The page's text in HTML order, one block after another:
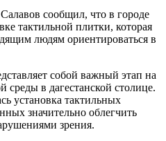
сообщил, что в городе
тактильной плитки, которая
людям ориентироваться в
собой важный этап на
среды в дагестанской столице.
установка тактильных
значительно облегчить
зрения.